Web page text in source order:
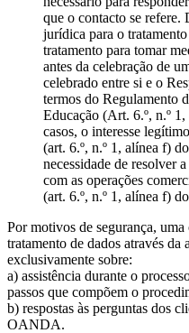
que o contacto se refere.
jurídica para o tratamento
tratamento para tomar
antes da celebração de
celebrado entre si e o
termos do Regulamento
Educação (Art. 6.º, n.º
casos, o interesse
(art. 6.º, n.º 1, alínea f)
necessidade de resolver
com as operações
(art. 6.º, n.º 1, alínea f)
Por motivos de segurança,
tratamento de dados através
exclusivamente sobre:
a) assistência durante o
passos que compõem o
b) respostas às perguntas dos
OANDA.